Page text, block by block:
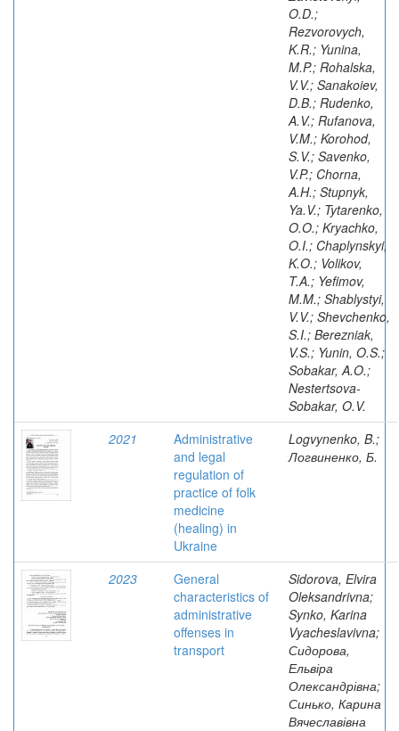
O.D.;
Rezvorovych,
K.R.; Yunina,
M.P.; Rohalska,
V.V.; Sanakoiev,
D.B.; Rudenko,
A.V.; Rufanova,
V.M.; Korohod,
S.V.; Savenko,
V.P.; Chorna,
A.H.; Stupnyk,
Ya.V.; Tytarenko,
O.O.; Kryachko,
O.I.; Chaplynskyi,
K.O.; Volikov,
T.A.; Yefimov,
M.M.; Shablystyi,
V.V.; Shevchenko,
S.I.; Berezniak,
V.S.; Yunin, O.S.;
Sobakar, A.O.;
Nestertsova-
Sobakar, O.V.
2021
Administrative
and legal
regulation of
practice of folk
medicine
(healing) in
Ukraine
Logvynenko, B.;
Логвиненко, Б.
2023
General
characteristics of
administrative
offenses in
transport
Sidorova, Elvira
Oleksandrivna;
Synko, Karina
Vyacheslavivna;
Сидорова,
Ельвіра
Олександрівна;
Синько, Карина
Вячеславівна